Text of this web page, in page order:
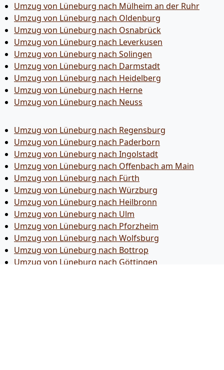
Umzug von Lüneburg nach Mülheim an der Ruhr
Umzug von Lüneburg nach Oldenburg
Umzug von Lüneburg nach Osnabrück
Umzug von Lüneburg nach Leverkusen
Umzug von Lüneburg nach Solingen
Umzug von Lüneburg nach Darmstadt
Umzug von Lüneburg nach Heidelberg
Umzug von Lüneburg nach Herne
Umzug von Lüneburg nach Neuss
Umzug von Lüneburg nach Regensburg
Umzug von Lüneburg nach Paderborn
Umzug von Lüneburg nach Ingolstadt
Umzug von Lüneburg nach Offenbach am Main
Umzug von Lüneburg nach Fürth
Umzug von Lüneburg nach Würzburg
Umzug von Lüneburg nach Heilbronn
Umzug von Lüneburg nach Ulm
Umzug von Lüneburg nach Pforzheim
Umzug von Lüneburg nach Wolfsburg
Umzug von Lüneburg nach Bottrop
Umzug von Lüneburg nach Göttingen